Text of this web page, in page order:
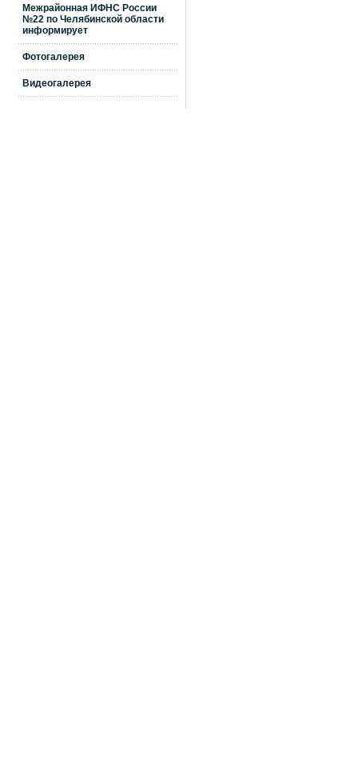
Межрайонная ИФНС России
№22 по Челябинской области
информирует
Фотогалерея
Видеогалерея